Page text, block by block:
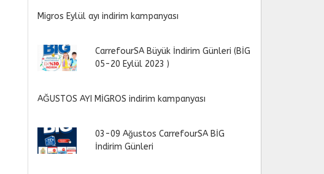
Migros Eylül ayı indirim kampanyası
CarrefourSA Büyük İndirim Günleri (BİG
05-20 Eylül 2023 )
AĞUSTOS AYI MİGROS indirim kampanyası
03-09 Ağustos CarrefourSA BİG
İndirim Günleri